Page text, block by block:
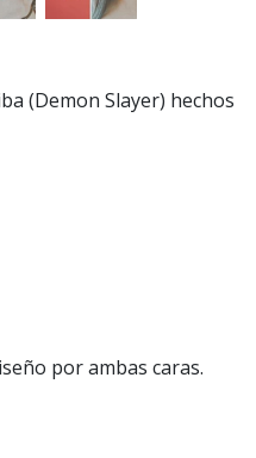
(Demon Slayer) hechos
por ambas caras.